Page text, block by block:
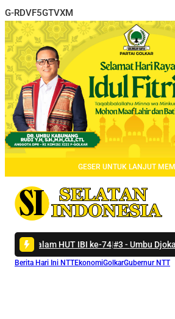
G-RDVF5GTVXM
GESER UNTUK LANJUT
IBI ke-74 #3 -Umbu Djoka di Panggung
Berita Hari Ini NTTEkonomiGolkarGubernur NTT